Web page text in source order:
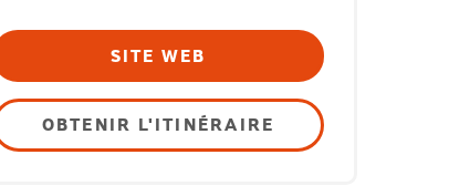
SITE WEB
OBTENIR L'ITINÉRAIRE